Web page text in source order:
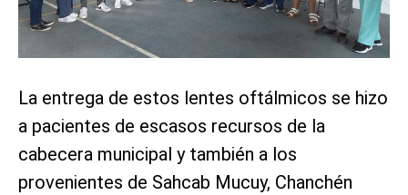
La entrega de estos lentes oftálmicos se hizo
a pacientes de escasos recursos de la
cabecera municipal y también a los
provenientes de Sahcab Mucuy, Chanchén